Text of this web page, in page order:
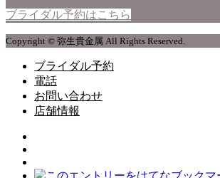
ブライダル予約はこちら
Copyright © 弥生貴金属 All Rights Reserved.
ブライダル予約
電話
お問い合わせ
店舗情報